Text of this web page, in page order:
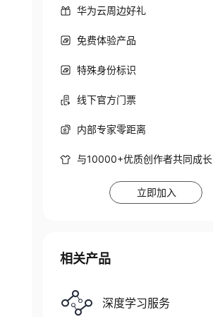
华为云周边好礼
免费体验产品
特殊身份标识
线下官方门票
内部专家零距离
与10000+优质创作者共同成长
立即加入
相关产品
深度学习服务